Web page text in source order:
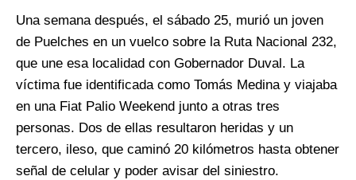
Una semana después, el sábado 25, murió un joven
de Puelches en un vuelco sobre la Ruta Nacional 232,
que une esa localidad con Gobernador Duval. La
víctima fue identificada como Tomás Medina y viajaba
en una Fiat Palio Weekend junto a otras tres
personas. Dos de ellas resultaron heridas y un
tercero, ileso, que caminó 20 kilómetros hasta obtener
señal de celular y poder avisar del siniestro.